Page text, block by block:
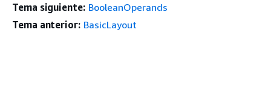
Tema siguiente: BooleanOperands
Tema anterior: BasicLayout